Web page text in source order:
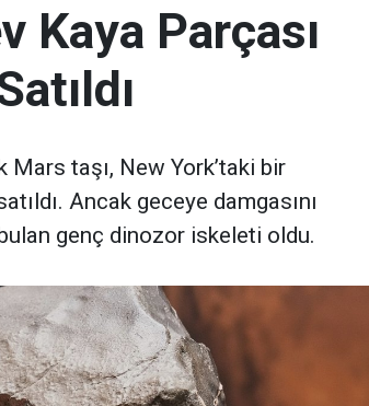
Kaya Parçası
taşı, New York’taki bir
Ancak geceye damgasını
genç dinozor iskeleti oldu.